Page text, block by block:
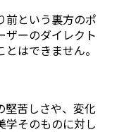
前という裏方のポ
ザーのダイレクト
はできません。
堅苦しさや、変化
学そのものに対し